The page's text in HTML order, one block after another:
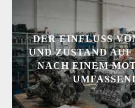
DER EINFLUSS
UND ZUSTAND
NACH EINEM